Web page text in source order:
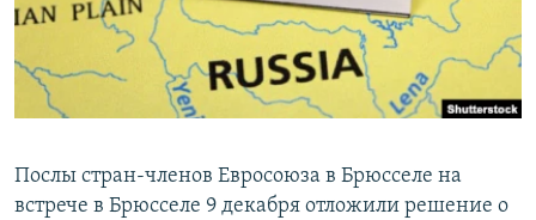
ПОБЕДИТЕЛЕЙ НЕ СУДЯТ?
КРЫМ.НЕПОКОРЕННЫЙ
ELIFBE
ПРИСОЕДИНЯЙТЕСЬ!
Все сайты RFE/RL
Послы стран-членов Евросоюза в Брюсселе на
встрече в Брюсселе 9 декабря отложили решение о